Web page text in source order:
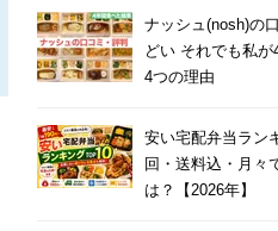
ナッシュ(nosh)の
どい それでも私
4つの理由
安い宅配弁当ラン
回・送料込・月々
は？【2026年】